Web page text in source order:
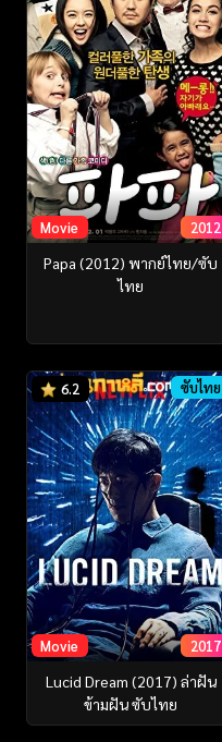
Movie 2012
Papa (2012) พากย์ไทย/ซับ
ไทย
6.2 ซับไทย
Movie 2017
Lucid Dream (2017) ล่าฝัน
ข้ามฝัน ซับไทย